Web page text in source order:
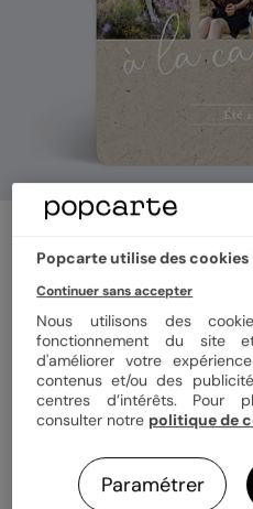
Été Champêtre
Format
Papier
Quantité
Popcarte utilise des cookies
Continuer sans accepter
Nous utilisons des
fonctionnement du site
d'améliorer votre
contenus et/ou des
centres d’intérêts. Pour
consulter notre politique de
Paramétrer